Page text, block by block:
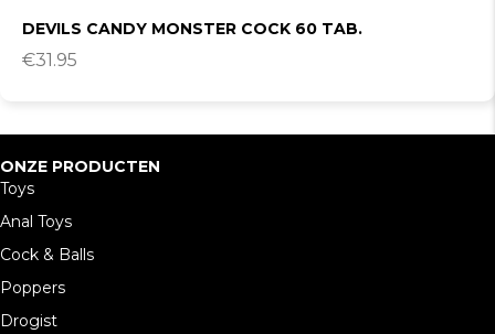
DEVILS CANDY MONSTER COCK 60 TAB.
€31.95
ONZE PRODUCTEN
Toys
Anal Toys
Cock & Balls
Poppers
Drogist